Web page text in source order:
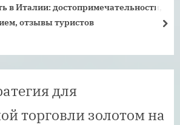
в Италии: достопримечательности,
отзывы туристов
для
торговли золотом на